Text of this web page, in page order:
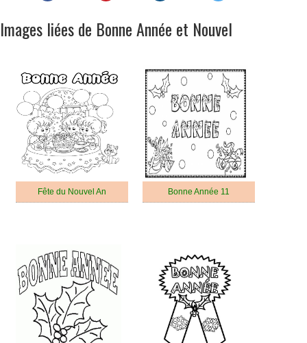
Images liées de Bonne Année et Nouvel
Fête du Nouvel An Bonne Année 11